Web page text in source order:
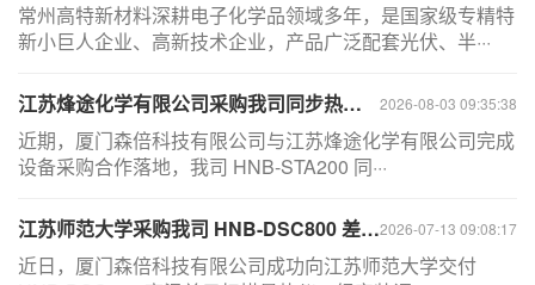
常州高特新材料深耕电子化学品领域多年，是国家级专精特
新小巨人企业、高新技术企业，产品广泛配套光伏、半···
2026-08-03 09:35:38
江苏烽途化学有限公司采购我司同步热分析仪HNB-STA200，交付完成
近期，厦门森倍科技有限公司与江苏烽途化学有限公司完成
设备采购合作落地，我司 HNB-STA200 同···
2026-07-13 09:08:17
江苏师范大学采购我司 HNB-DSC800 差示扫描量热仪，顺利完成交付
近日，厦门森倍科技有限公司成功向江苏师范大学交付